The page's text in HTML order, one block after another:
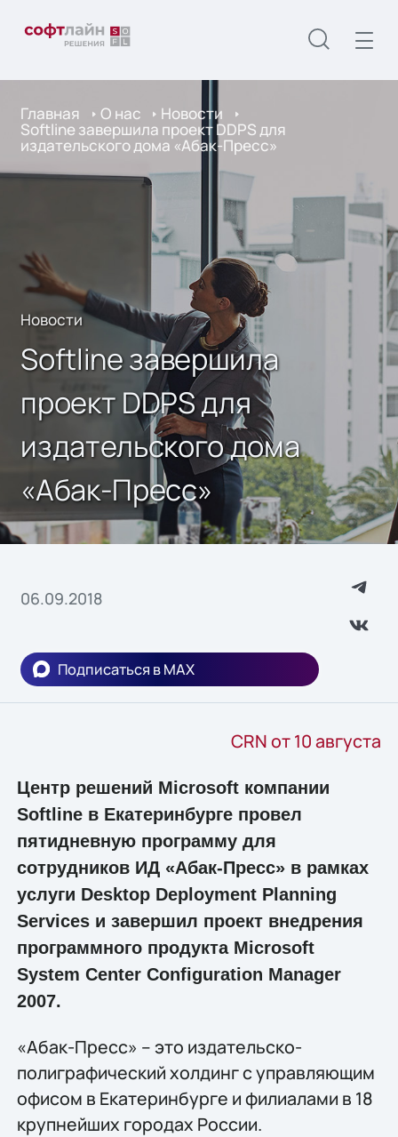
Главная О нас Новости
Softline завершила проект DDPS для
издательского дома «Абак-Пресс»
Новости
Softline завершила
проект DDPS для
издательского дома
«Абак-Пресс»
06.09.2018
Подписаться в MAX
CRN от 10 августа
Центр решений Microsoft компании
Softline в Екатеринбурге провел
пятидневную программу для
сотрудников ИД «Абак-Пресс» в рамках
услуги Desktop Deployment Planning
Services и завершил проект внедрения
программного продукта Microsoft
System Center Configuration Manager
2007.
«Абак-Пресс» – это издательско-
полиграфический холдинг с управляющим
офисом в Екатеринбурге и филиалами в 18
крупнейших городах России.